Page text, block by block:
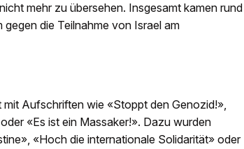
mehr zu übersehen. Insgesamt kamen rund
die Teilnahme von Israel am
Aufschriften wie «Stoppt den Genozid!»,
«Es ist ein Massaker!». Dazu wurden
«Hoch die internationale Solidarität» oder